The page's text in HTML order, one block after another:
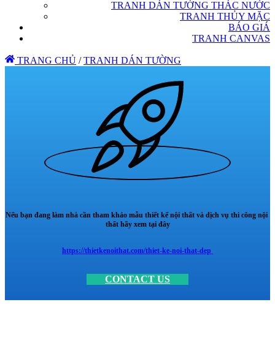
TRANH DÁN TƯỜNG THÁC NƯỚC
TRANH THỦY MẶC
BÁO GIÁ
TRANH CANVAS
TRANG CHỦ / TRANH DÁN TƯỜNG
Nếu bạn đang làm nhà cần tham khảo mẫu thiết kế nội thất và dịch vụ thi công nội
thất hãy xem tại đây
https://thietkenoithat.com/thiet-ke-noi-that-dep
CONTACT US